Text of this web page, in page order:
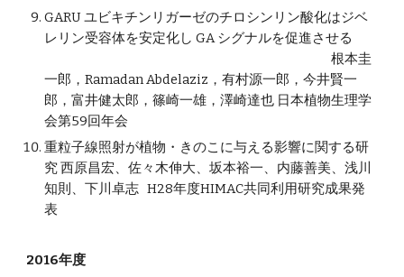
GARU ユビキチンリガーゼのチロシンリン酸化はジベ
レリン受容体を安定化し GA シグナルを促進させる
根本圭
一郎，Ramadan Abdelaziz，有村源一郎，今井賢一
郎，富井健太郎，篠崎一雄，澤崎達也 日本植物生理学
会第59回年会
重粒子線照射が植物・きのこに与える影響に関する研
究 西原昌宏、佐々木伸大、坂本裕一、内藤善美、浅川
知則、下川卓志 H28年度HIMAC共同利用研究成果発
表
2016年度